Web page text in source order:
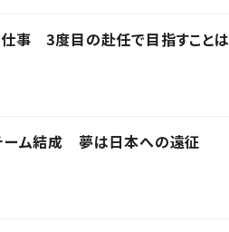
事 3度目の赴任で目指すことは
ーム結成 夢は日本への遠征